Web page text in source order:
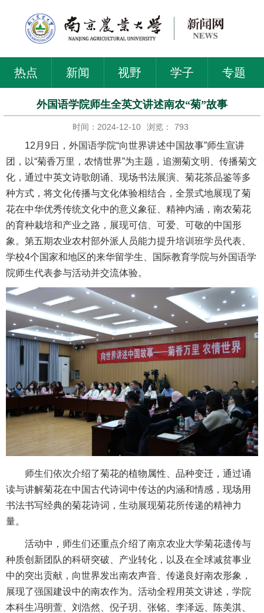
热点 新闻 视野 学子 专题
外国语学院师生全英文讲述南农“菊”故事
时间：2024-12-10 浏览： 793
12月9日，外国语学院“向世界讲述中国故事”师生宣讲
团，以“菊香万里，农情世界”为主题，追溯菊文明、传播菊文
化，通过中英文诗歌朗诵、现场书法展演、菊花茶品鉴等多
种方式，将文化传播与文化体验相结合，全景式地展现了菊
花在中华优秀传统文化中的意义象征、精神内涵，南农菊花
的育种栽培和产业之路，展现可信、可爱、可敬的中国形
象。第五期农业农村部外派人员能力提升培训班学员代表、
学校4个国家和地区的来华留学生、国际教育学院与外国语学
院师生代表参与活动并交流体验。
师生们依次介绍了菊花的植物属性、品种变迁，通过诵
读与讲解菊花在中国古代诗词中传达的内涵和情感，现场用
书法书写经典的菊花诗词，生动展现菊花所传递的精神力
量。
活动中，师生们还重点介绍了南京农业大学菊花遗传与
种质创新团队的科研突破、产业转化，以及在全球减贫事业
中的突出贡献，向世界发出南农声音、传递良好南农形象，
展现了强国建设中的南农作为。活动全程用英文讲述，学院
本科生冯明萱、刘浩然、倪子玥、张铭、李泽远、陈美淇、